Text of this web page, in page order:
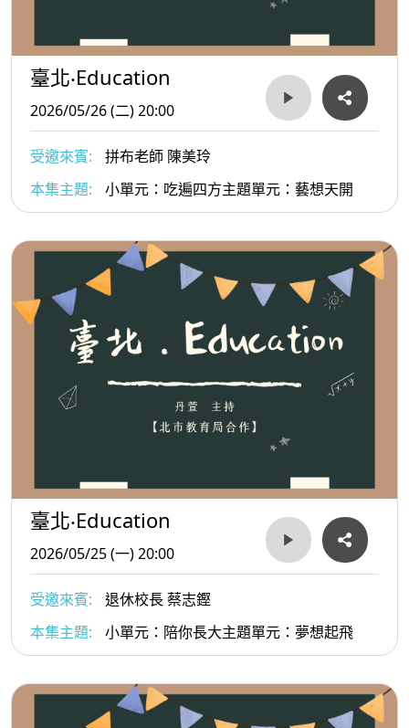
臺北‧Education
2026/05/26 (二) 20:00
受邀來賓:
拼布老師 陳美玲
本集主題:
小單元：吃遍四方主題單元：藝想天開
臺北‧Education
2026/05/25 (一) 20:00
受邀來賓:
退休校長 蔡志鏗
本集主題:
小單元：陪你長大主題單元：夢想起飛